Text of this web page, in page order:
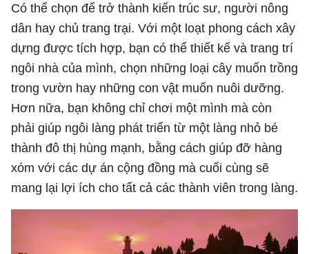
Có thể chọn để trở thành kiến trúc sư, người nông
dân hay chủ trang trại. Với một loạt phong cách xây
dựng được tích hợp, bạn có thể thiết kế và trang trí
ngôi nhà của mình, chọn những loại cây muốn trồng
trong vườn hay những con vật muốn nuôi dưỡng.
Hơn nữa, bạn không chỉ chơi một mình mà còn
phải giúp ngôi làng phát triển từ một làng nhỏ bé
thành đô thị hùng mạnh, bằng cách giúp đỡ hàng
xóm với các dự án cộng đồng mà cuối cùng sẽ
mang lại lợi ích cho tất cả các thành viên trong làng.